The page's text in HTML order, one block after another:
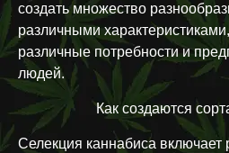
создать множество
различными
различные потребности и
людей.
Как создаются
Селекция каннабиса